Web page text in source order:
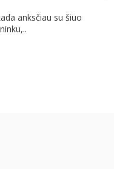
anksčiau su šiuo